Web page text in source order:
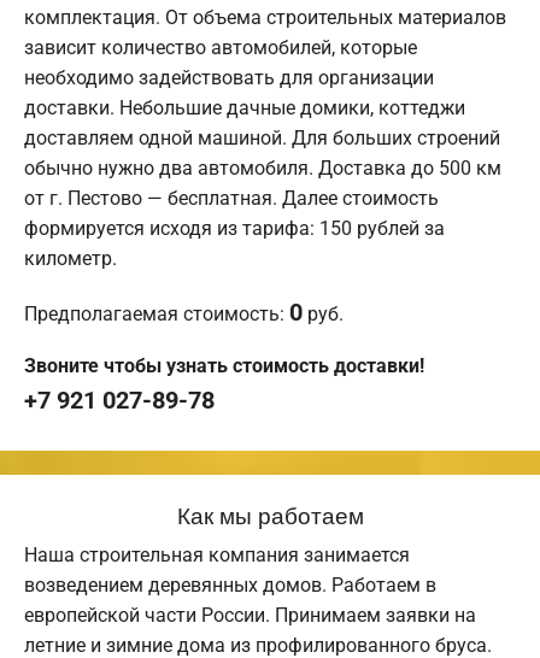
комплектация. От объема строительных материалов
зависит количество автомобилей, которые
необходимо задействовать для организации
доставки. Небольшие дачные домики, коттеджи
доставляем одной машиной. Для больших строений
обычно нужно два автомобиля. Доставка до 500 км
от г. Пестово — бесплатная. Далее стоимость
формируется исходя из тарифа: 150 рублей за
километр.
Предполагаемая стоимость: 0 руб.
Звоните чтобы узнать стоимость доставки!
+7 921 027-89-78
Как мы работаем
Наша строительная компания занимается
возведением деревянных домов. Работаем в
европейской части России. Принимаем заявки на
летние и зимние дома из профилированного бруса.